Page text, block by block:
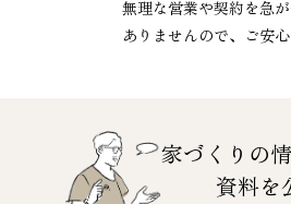
無理な営業や契約を急
ありませんので、ご安心
家づくりの
資料を